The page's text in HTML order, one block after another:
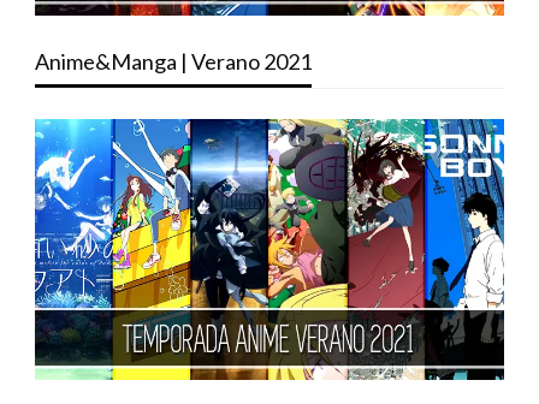
Anime&Manga | Verano 2021